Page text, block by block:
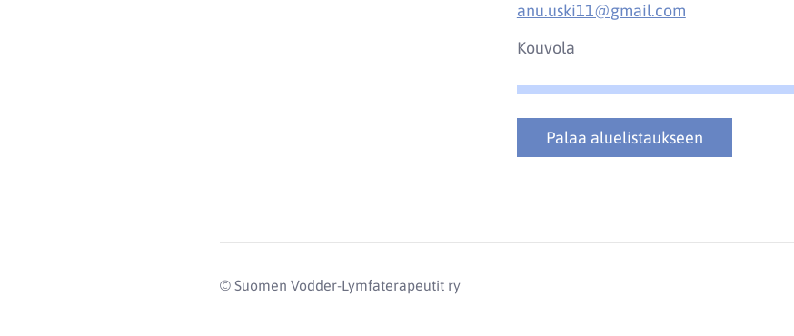
anu.uski11@gmail.com
Kouvola
Palaa aluelistaukseen
© Suomen Vodder-Lymfaterapeutit ry